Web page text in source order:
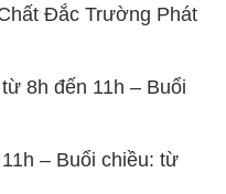
Đắc Trường Phát
8h đến 11h – Buổi
– Buổi chiều: từ